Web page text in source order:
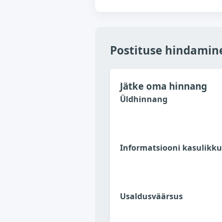
Postituse
Jätke oma hinnang
Üldhinnang
Informatsiooni
Usaldusväärsus